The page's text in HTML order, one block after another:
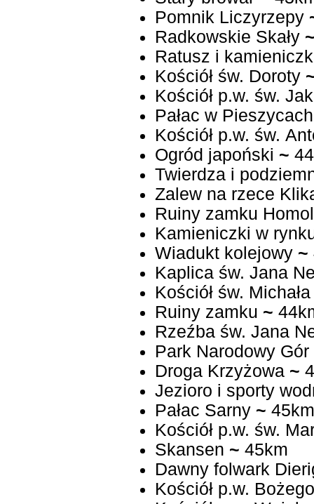
Pomnik Liczyrzepy
Radkowskie Skały
Ratusz i
Kościół św. Doroty
Kościół p.w. św.
Pałac w Pieszycach
Kościół p.w. św.
Ogród japoński ~
Twierdza i
Zalew na rzece
Ruiny zamku
Kamieniczki w
Wiadukt kolejowy ~
Kaplica św. Jana
Kościół św.
Ruiny zamku ~
Rzeźba św. Jana
Park Narodowy Gór
Droga Krzyżowa ~
Jezioro i sporty
Pałac Sarny ~ 45km
Kościół p.w. św.
Skansen ~ 45km
Dawny folwark
Kościół p.w.